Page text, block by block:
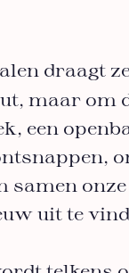
draagt
maar om
een
uit te